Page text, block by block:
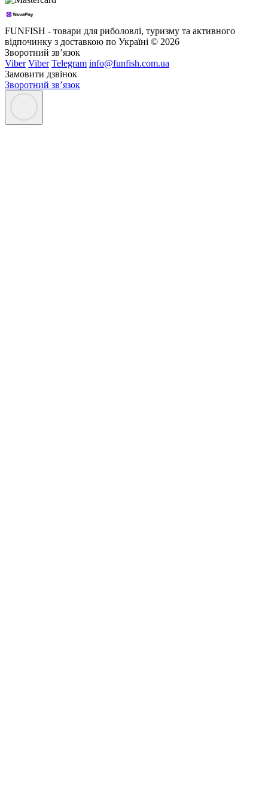
FUNFISH - товари для риболовлі, туризму та активного
відпочинку з доставкою по Україні © 2026
Зворотний зв’язок
Viber Viber Telegram info@funfish.com.ua
Замовити дзвінок
Зворотний зв’язок